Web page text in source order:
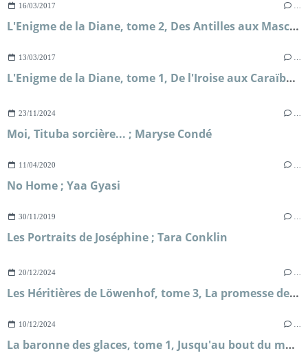
16/03/2017
L'Enigme de la Diane, tome 2, Des Antilles aux Mascareignes ; Nicolas Grondin
13/03/2017
L'Enigme de la Diane, tome 1, De l'Iroise aux Caraïbes ; Nicolas Grondin
23/11/2024
Moi, Tituba sorcière... ; Maryse Condé
11/04/2020
No Home ; Yaa Gyasi
30/11/2019
Les Portraits de Joséphine ; Tara Conklin
20/12/2024
Les Héritières de Löwenhof, tome 3, La promesse de Solveig ; Corina Bomann
10/12/2024
La baronne des glaces, tome 1, Jusqu'au bout du monde ; Nicole Vosseler